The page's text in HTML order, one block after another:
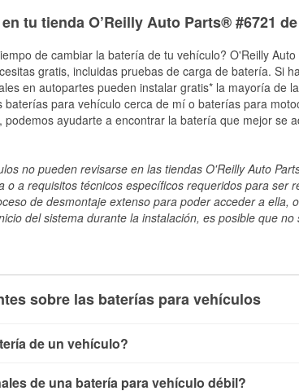
tu tienda O’Reilly Auto Parts® #6721
de cambiar la batería de tu vehículo? O'Reilly
gratis, incluidas pruebas de carga de batería. Si
en autopartes pueden instalar gratis* la mayoría de
baterías para vehículo cerca de mí o baterías para
ayudarte a encontrar la batería que mejor se
no pueden revisarse en las tiendas O'Reilly Auto
o a requisitos técnicos específicos requeridos para ser
de desmontaje extenso para poder acceder a ella,
del sistema durante la instalación, es posible que
sobre las baterías para vehículos
de un vehículo?
de una batería para vehículo débil?